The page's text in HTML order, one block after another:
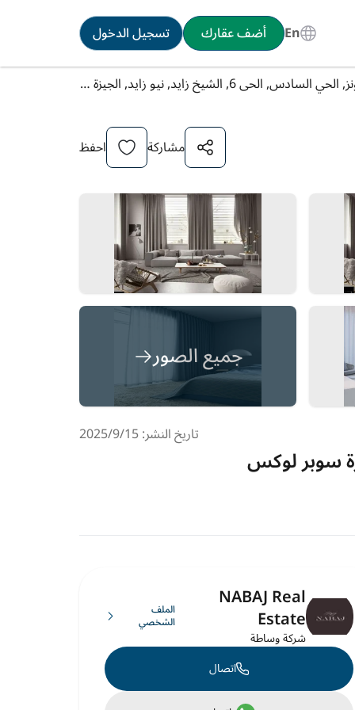
En أضف عقارك
تسجيل الدخول
شقة للبيع في كمبوند زايد ديونز, الحي السادس, الحى 6, الشيخ زايد, نيو زايد, الجيزة سوبر لوكس
مشاركة احفظ
جميع الصور
تاريخ النشر: 15‏‏/9‏‏/2025
NABAJ Real
Estate
شركة وساطة
الملف
الشخصي
اتصال